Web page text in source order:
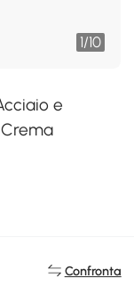
1/10
e
Confronta